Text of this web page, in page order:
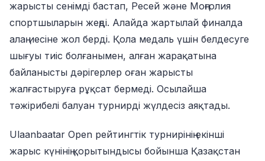
жарысты сенімді бастап, Ресей және Моңғолия
спортшыларын жеңді. Алайда жартылай финалда
алаң иесіне жол берді. Қола медаль үшін белдесуге
шығуы тиіс болғанымен, алған жарақатына
байланысты дәрігерлер оған жарысты
жалғастыруға рұқсат бермеді. Осылайша
тәжірибелі балуан турнирді жүлдесіз аяқтады.
Ulaanbaatar Open рейтингтік турнирінің екінші
жарыс күнінің қорытындысы бойынша Қазақстан